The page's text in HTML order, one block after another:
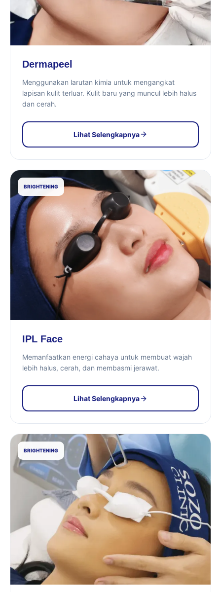
Dermapeel
Menggunakan larutan kimia untuk mengangkat
lapisan kulit terluar. Kulit baru yang muncul lebih halus
dan cerah.
Lihat Selengkapnya
BRIGHTENING
IPL Face
Memanfaatkan energi cahaya untuk membuat wajah
lebih halus, cerah, dan membasmi jerawat.
Lihat Selengkapnya
BRIGHTENING